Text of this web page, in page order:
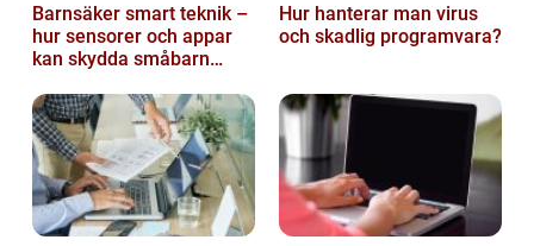
Barnsäker smart teknik –
hur sensorer och appar
kan skydda småbarn
Hur hanterar man virus
och skadlig programvara?